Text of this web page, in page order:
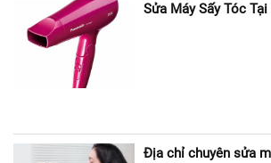
Sửa Máy Sấy Tóc
Địa chỉ chuyên sửa